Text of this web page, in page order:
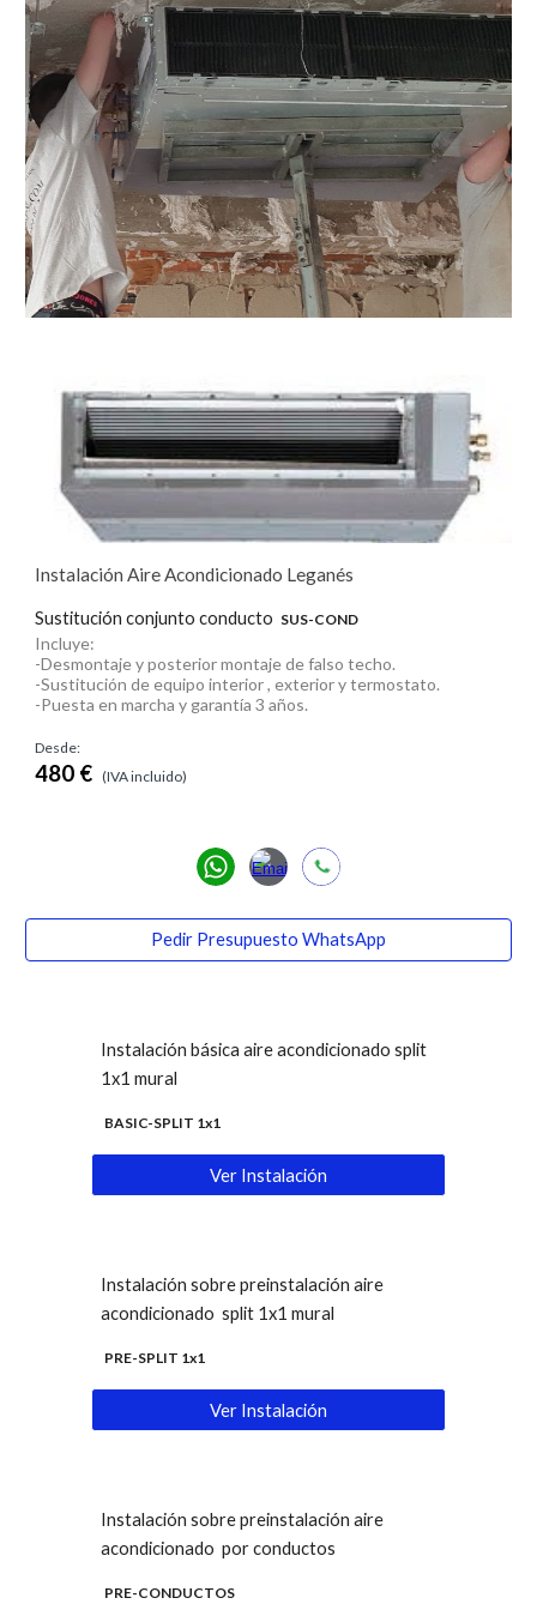
Instalación Aire Acondicionado Leganés
Sustitución conjunto conducto SUS-COND
Incluye:
-Desmontaje yposterior montajede falso techo.
-Sustitución de equipo interior , exterior y termostato.
-Puesta en marcha y garantía 3 años.
Desde:
480 € (IVA incluido)
Pedir Presupuesto WhatsApp
Instalación básica aire acondicionado split
1x1 mural
BASIC-SPLIT 1x1
Ver Instalación
Instalación sobre preinstalación aire
acondicionado split 1x1 mural
PRE-SPLIT 1x1
Ver Instalación
Instalación sobre preinstalación aire
acondicionado por conductos
PRE-CONDUCTOS